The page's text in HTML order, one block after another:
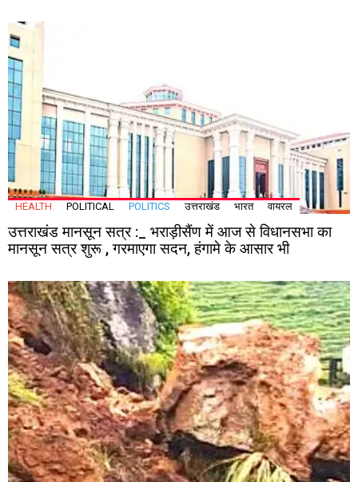
HEALTH POLITICAL POLITICS उत्तराखंड भारत वायरल
उत्तराखंड मानसून सत्र :_ भराड़ीसैंण में आज से विधानसभा का
मानसून सत्र शुरू , गरमाएगा सदन, हंगामे के आसार भी